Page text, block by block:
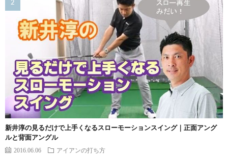
新井淳の見るだけで上手くなるスローモーションスイング｜正面アング
ルと背面アングル
2016.06.06 アイアンの打ち方